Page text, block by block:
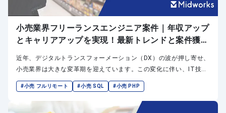
小売業界フリーランスエンジニア案件｜年収アップ
とキャリアアップを実現！最新トレンドと案件獲得
近年、デジタルトランスフォーメーション（DX）の波が押し寄せ、
小売業界は大きな変革期を迎えています。この変化に伴い、IT技術
を駆使して新たな顧客体験の創出や業務効率化を実現できるエンジ
ニア、特に柔軟な働き方が可能なフリーランスエンジニアへの需要
が急速に高まっています。
#小売 フルリモート #小売 SQL #小売 PHP